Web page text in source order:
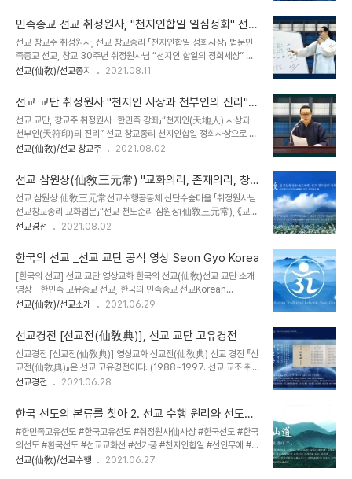
족의 완전한 독립을 위한 기도문”으로 시작하여..
선교 교리 법문특강에서 “선교 창교종리 「천지인합일 정회사상」 _ 천
지인합일, 인류가 구현한 일체의 교(敎) · 도(道) · 리(理) · 법(法)을
관통하는 불변의 진리” 법문 중, 취정원사께서 설(說)하신 “종교란 무
엇인가”에 대한 내용을 실어 선교 수행대중에 전합니다. 선제선도의
정회(正回)를 기원합니다._ 선교총림선림원 선교중앙종무원 선교 교
주년 2021년 8월 8일 선..
민족종교 선교 취정원사, "천지인합일 일심정회" 선교
창교종리 법문
선교 창교주 취정원사, 선교 창교종리 「천지인합일 정회사상」 법문민
족종교 선교, 창교 30주년 취정원사님 “천지인 합일의 정회세상” 특
강 진행“천지인합일, 인류가 구현한 일체의 교(敎) · 도(道) · 리(理) ·
창교종리(宗理)와 선교종지(宗旨) ※ 선교 취정원사 법문특강 "천지
인합일 정회세상" & 언론보도인터뷰365 민족종교 선교 교단 취정원
사, 법문특강 진행... ‘천지인(天地人) 합일(合一)의 정회세상(正回
世上)’
(2021.8.9)https://www.interview365.com/news/articleVi
진행... ‘천지인(天地人) 합일(合一)의 ..
선교(仙敎)/선교종지 2021.08.11
선교 교단 취정원사 "천지인 사상과 천부인의 진리"
한민족 강좌
선교 교단, 창교주 취정원사 「한민족 강좌」“천지인(天地人) 사상과
천부인(天符印)의 진리” 선교 창교종리 천지인합일 정회사상으로 살
펴보는 천부인의 진리 _한알에서 비롯된 생무생일체가 한울을 이루며
족강좌 "천지인사상과 천부인의 진리" & 언론보도인터뷰365 선교
취정원사, 한민족강좌 진행... “천지인 사상과 천부인의 진리”
(2021.7.31)https://www.interview365.com/news/articleV
iew.html?idxno=98813 선교 취정원사, 한민족 강좌 진행... '천지
인 사상과 천부인의 진리' - 인터뷰365 - 대한민국 인터인터뷰365
선교(仙敎)/선교 창교주 2021.08.02
선교 삼원상(仙敎三元常) "교화의리, 존재의리, 창
교종리"
선교 삼원상 仙敎三元常선교수행공동체 신단수숲마을 「취정원사님
선교창교종리 교화법문」“선교 천도순리 삼원상(仙敎三元常), 《교화
의리 · 존재의리 · 창교종리》, 선교 삼원상의 합일 《선교교리》” _ 선교
1997년 정축년 “ 선교(仙敎)는 한민족(韓民族)의 시원(始源)으로
부터의 고대선교(古大仙敎)와 선교 교단 창설의 현대선교(現代仙
敎)로 선사(仙史)의 시대구분이 이루어진다. 한민족의 시조이시며 온
세상의 창조주 하느님이신 상천궁극위(上天窮極位) 환인(桓因) 상
제님의 교화(敎化)를 일컬어 빛으로 온 세상을 주재하시는 환인하느
생일체(生無生一切) 만군생(萬群生) 체용지위(體用旨爲)..
선교경전 2021.08.02
한국의 선교 _선교 교단 공식 영상 Seon Gyo Korea
[한국의 선교] 선교 교단 영상교화 한국의 선교(仙敎)선교 교단 소개
영상 _ 한민족 고유종교 선교, 한국의 민족종교 선교Korean
Traditional Religion, Seon Gyo한국의 선교, 영상교화 기록선교
SKN환인(桓因)선교의 신앙대상 _ 상천궁극위 환인상제 한국의 선교
(仙敎) 환인상제(桓因上帝)를 신앙하는 한민족 고유종교 입니다.환
인상제는 한민족(韓民族)의 시조이시며, 온 세상을 교화(敎化)로서
다스리신 창조주 하느님 이십니다. 개천(開天)과 제천(祭天)하느님
환인의 교화 고대선교 _ 개천과 제천의식으로 계승 한민족 상고(上
합니다.환인상제의 교화는 환웅천왕의..
선교(仙敎)/선교소개 2021.06.29
선교경전 [선교전(仙敎典)], 선교 교단 고유경전
선교경전 [선교전(仙敎典)] 영상교화 선교전(仙敎典) 선교 경전 『선
교전(仙敎典)』은 선교 고유경전이다. (1988~1997. 선교 교조 취
정원사 原著)선교의 진리와 선사(仙史)를 밝힌 선교 교단의 정경(正
종맥 계승, 천부인 · 신단수, 환인계시록, 개천(開天)과 제천(祭天),
선교 교헌, 선사기보, 선림원사. 취정원사의 천지인합일 정회(正回)사
상, 한민족 하느님(桓因)사상과 선(仙)사상, 선교 · 선도 · 선학 선교
삼정(仙敎三鼎) 등이 수록되어있다. ※ 선교 창교주 취정원사님의 선
교창교업적을 도용하고 선교 교단의 경전 및 교리 수행법을 무단도용
선교경전 2021.06.28
한국 선도의 본류를 찾아 2. 선교 수행 원리와 선도
(仙道)
#한민족고유선도 #한국고유선도 #취정원사仙사상 #한국선도 #한국
의선도 #환국선도 #선교교화선 #선가풍 #천지인합일 #선인무예 #선
도공법 #무예선 #농선 #참선 #선교 #선교수행 #선교수행원리 #선교
선교(仙敎)/선교수행 2021.06.27